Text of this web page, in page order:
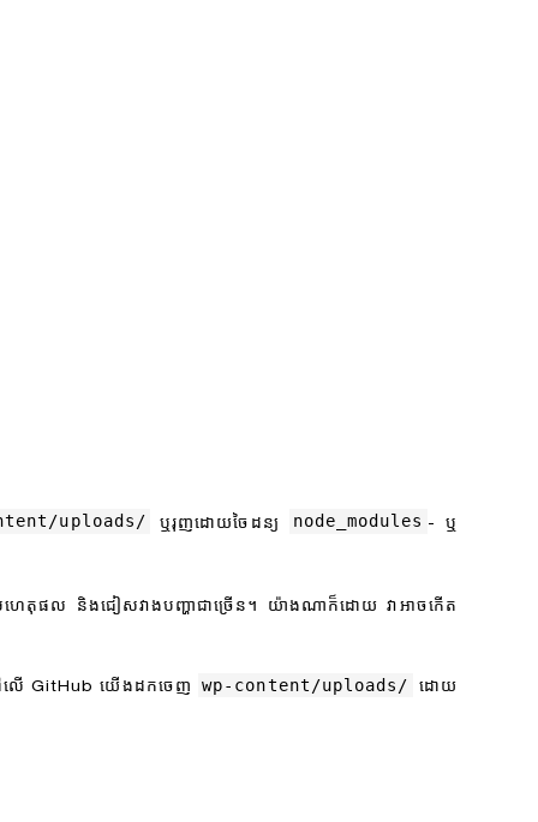
uploads/ ឬរុញដោយចៃដន្យ node_modules - ឬ
ហេតុផល និងជៀសវាងបញ្ហាជាច្រើន។ យ៉ាង​ណា​ក៏​ដោយ វា​អាច​កើត​
លើ GitHub យើងដកចេញ wp-content/uploads/ ដោយ